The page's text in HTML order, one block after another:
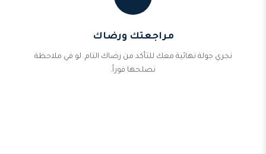
مراجعتك ورضاك
نجري جولة نهائية معك للتأكد من رضاك التام. لو في ملاحظة
نصلحها فوراً.